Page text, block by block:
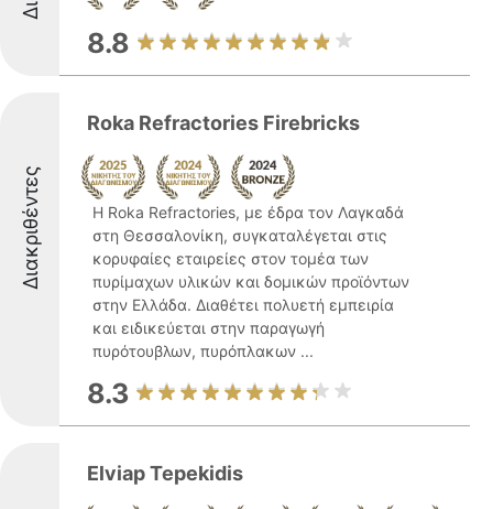
8.8
Διακριθέντες
Roka Refractories Firebricks
Η Roka Refractories, με έδρα τον Λαγκαδά
στη Θεσσαλονίκη, συγκαταλέγεται στις
κορυφαίες εταιρείες στον τομέα των
πυρίμαχων υλικών και δομικών προϊόντων
στην Ελλάδα. Διαθέτει πολυετή εμπειρία
και ειδικεύεται στην παραγωγή
πυρότουβλων, πυρόπλακων ...
8.3
Εlviap Tepekidis